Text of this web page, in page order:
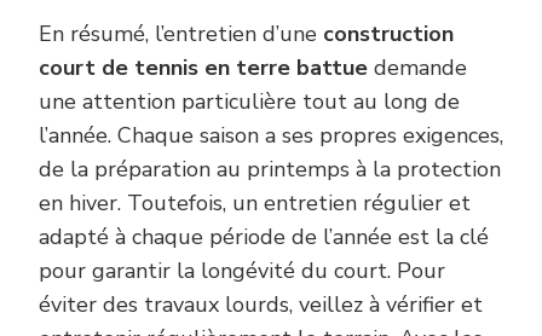
En résumé, l’entretien d’une construction
court de tennis en terre battue demande
une attention particulière tout au long de
l’année. Chaque saison a ses propres exigences,
de la préparation au printemps à la protection
en hiver. Toutefois, un entretien régulier et
adapté à chaque période de l’année est la clé
pour garantir la longévité du court. Pour
éviter des travaux lourds, veillez à vérifier et